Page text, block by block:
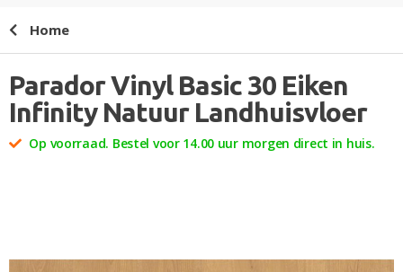
opzoek?
Home
Parador Vinyl Basic 30 Eiken
Infinity Natuur Landhuisvloer
Op voorraad. Bestel voor 14.00 uur morgen direct in huis.